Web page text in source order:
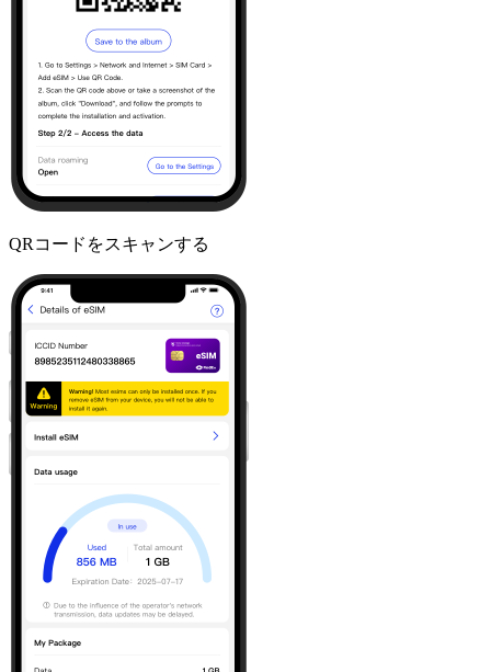
QRコードをスキャンする